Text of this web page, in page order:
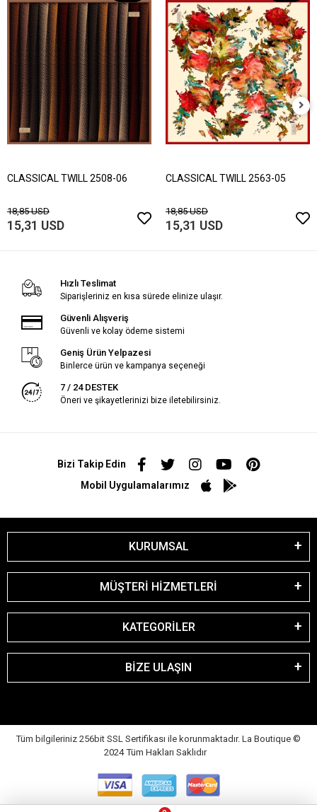
CLASSICAL TWILL 2508-06
18,85 USD
15,31 USD
CLASSICAL TWILL 2563-05
18,85 USD
15,31 USD
Hızlı Teslimat
Siparişleriniz en kısa sürede elinize ulaşır.
Güvenli Alışveriş
Güvenli ve kolay ödeme sistemi
Geniş Ürün Yelpazesi
Binlerce ürün ve kampanya seçeneği
7 / 24 DESTEK
Öneri ve şikayetlerinizi bize iletebilirsiniz.
Bizi Takip Edin
Mobil Uygulamalarımız
KURUMSAL
MÜŞTERİ HİZMETLERİ
KATEGORİLER
BİZE ULAŞIN
Tüm bilgileriniz 256bit SSL Sertifikası ile korunmaktadır. La Boutique ©
2024 Tüm Hakları Saklıdır